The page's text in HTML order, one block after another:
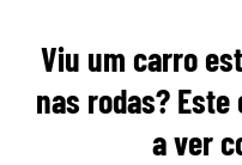
Viu um carro
nas rodas?
a ver